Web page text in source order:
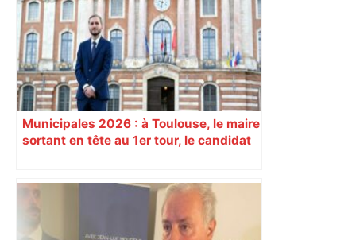
Municipales 2026 : à Toulouse, le maire
sortant en tête au 1er tour, le candidat